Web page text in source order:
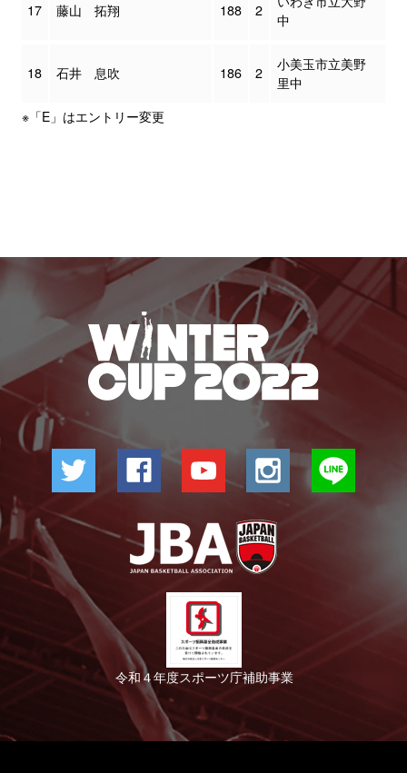
17 藤山 拓翔 188 2
中
18 石井 息吹 186 2
小美玉市立美野
里中
※「E」はエントリー変更
令和４年度スポーツ庁補助事業